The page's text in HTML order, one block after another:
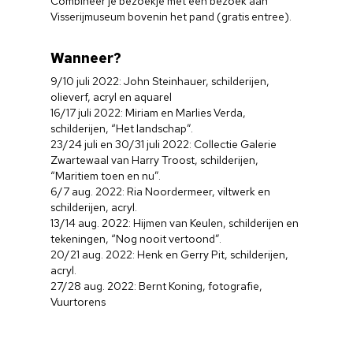
Visserijmuseum bovenin het pand (gratis entree).
Wanneer?
9/10 juli 2022: John Steinhauer, schilderijen,
olieverf, acryl en aquarel
16/17 juli 2022: Miriam en Marlies Verda,
schilderijen, “Het landschap”.
23/24 juli en 30/31 juli 2022: Collectie Galerie
Zwartewaal van Harry Troost, schilderijen,
“Maritiem toen en nu”.
6/7 aug. 2022: Ria Noordermeer, viltwerk en
schilderijen, acryl.
13/14 aug. 2022: Hijmen van Keulen, schilderijen en
tekeningen, “Nog nooit vertoond”.
20/21 aug. 2022: Henk en Gerry Pit, schilderijen,
acryl.
27/28 aug. 2022: Bernt Koning, fotografie,
Vuurtorens